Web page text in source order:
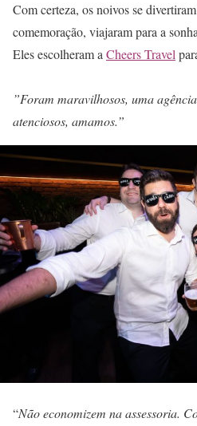
Com certeza, os noivos se
comemoração, viajaram para a
Eles escolheram a Cheers Travel
”Foram maravilhosos, uma
atenciosos, amamos.”
“Não economizem na assessoria.